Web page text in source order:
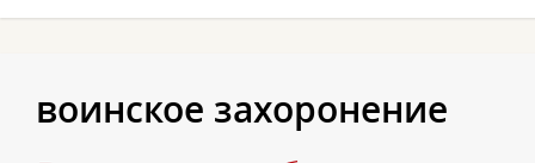
воинское захоронение